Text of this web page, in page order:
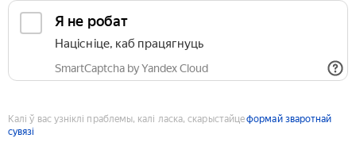
Я не робат
Націсніце, каб працягнуць
SmartCaptcha by Yandex Cloud
Калі ў вас узніклі праблемы, калі ласка, скарыстайцеформай зваротнай
сувязі